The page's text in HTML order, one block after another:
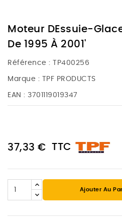
Moteur DEssuie-
De 1995 À 2001'
Référence : TP400256
Marque : TPF PRODUCTS
EAN : 3701119019347
37,33 € TTC
Ajouter Au